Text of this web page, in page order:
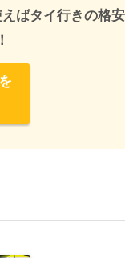
ばタイ行きの格